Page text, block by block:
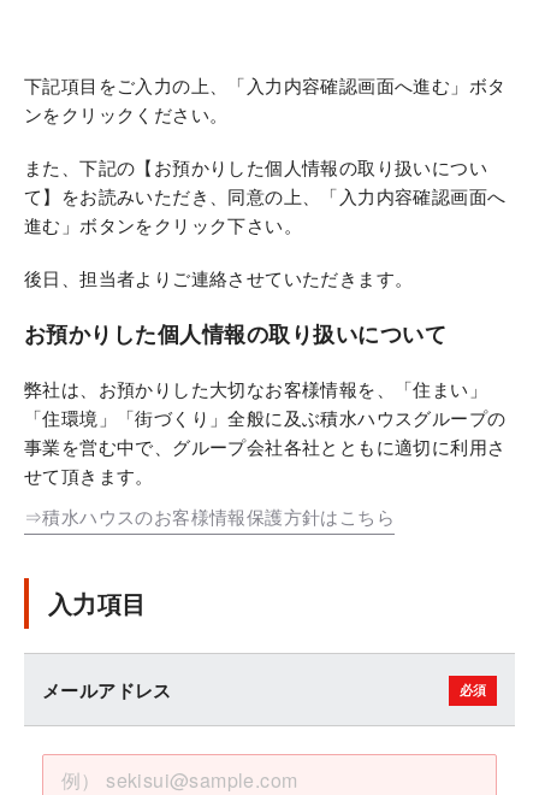
下記項目をご入力の上、「入力内容確認画面へ進む」ボタ
ンをクリックください。
また、下記の【お預かりした個人情報の取り扱いについ
て】をお読みいただき、同意の上、「入力内容確認画面へ
進む」ボタンをクリック下さい。
後日、担当者よりご連絡させていただきます。
お預かりした個人情報の取り扱いについて
弊社は、お預かりした大切なお客様情報を、「住まい」
「住環境」「街づくり」全般に及ぶ積水ハウスグループの
事業を営む中で、グループ会社各社とともに適切に利用さ
せて頂きます。
⇒積水ハウスのお客様情報保護方針はこちら
入力項目
メールアドレス